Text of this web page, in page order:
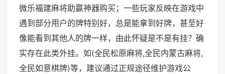
微乐福建麻将助赢神器购买；一些玩家反映在游戏中
遇到部分用户的牌特别好，总是能拿到好牌，甚至好
像能看到其他人的牌一样，由此怀疑是不是有挂？确
实存在此类外挂。如(全民松原麻将,全民内蒙古麻将,
全民如意棋牌)等，建议通过正规途径维护游戏公